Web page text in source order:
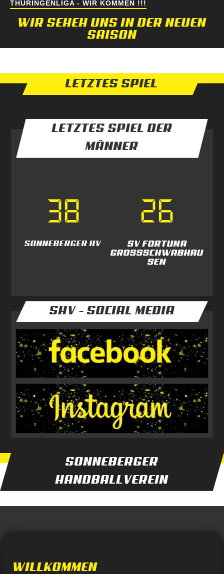
THÜRINGENLIGA - WIR KOMMEN !!!
WIR SEHEH UNS IN DER NEUEN
SAISON
LETZTES SPIEL
LETZTES SPIEL DER
MÄNNER
38
SONNEBERGER HV
26
SV FORTUNA
GROSSSCHWABHAUS
EN
SHV - SOCIAL MEDIA
SONNEBERGER
HANDBALLVEREIN
WILLKOMMEN